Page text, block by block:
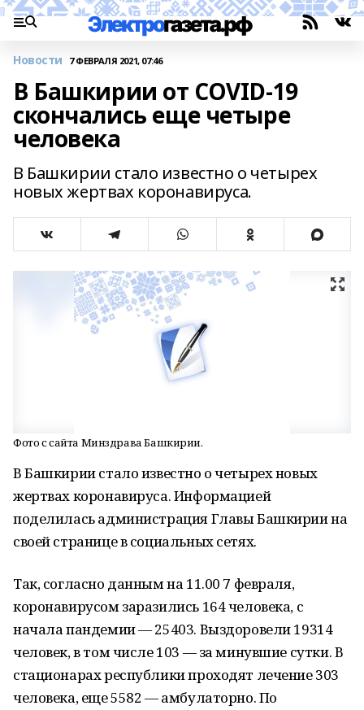
Новости 7 ФЕВРАЛЯ 2021, 07:46
В Башкирии от COVID-19
скончались еще четыре
человека
В Башкирии стало известно о четырех
новых жертвах коронавируса.
Фото с сайта Минздрава Башкирии.
В Башкирии стало известно о четырех новых
жертвах коронавируса. Информацией
поделилась администрация Главы Башкирии на
своей странице в социальных сетях.
Так, согласно данным на 11.00 7 февраля,
коронавирусом заразились 164 человека, с
начала пандемии — 25403. Выздоровели 19314
человек, в том числе 103 — за минувшие сутки. В
стационарах республики проходят лечение 303
человека, еще 5582 — амбулаторно. По